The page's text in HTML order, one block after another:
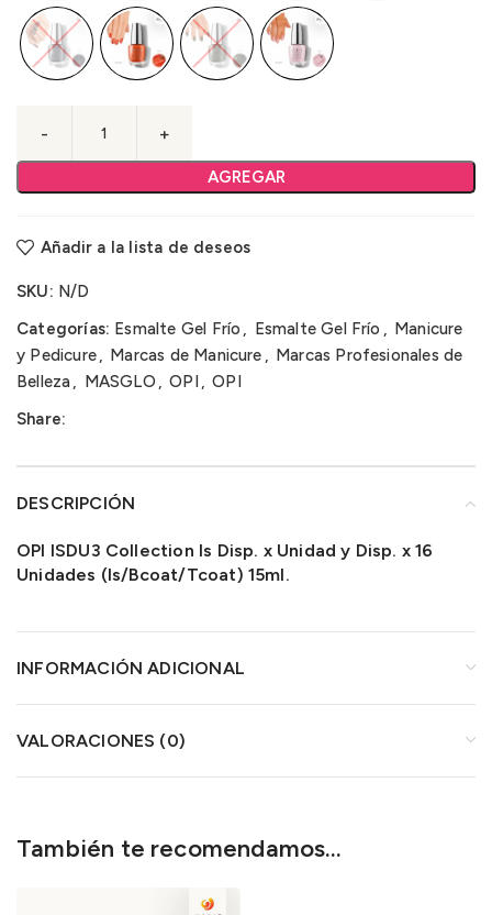
AGREGAR
Añadir a la lista de deseos
SKU: N/D
Categorías: Esmalte Gel Frío , Esmalte Gel Frío , Manicure
y Pedicure, Marcas de Manicure , Marcas Profesionales de
Belleza, MASGLO , OPI, OPI
Share:
DESCRIPCIÓN
OPI ISDU3 Collection Is Disp. x Unidad y Disp. x 16
Unidades (Is/Bcoat/Tcoat) 15ml.
INFORMACIÓN ADICIONAL
VALORACIONES (0)
También te recomendamos…